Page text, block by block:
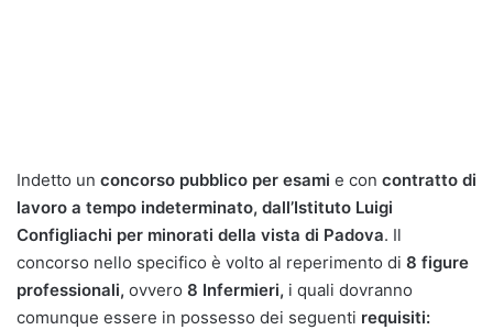
Indetto un concorso pubblico per esami e con contratto di
lavoro a tempo indeterminato, dall’Istituto Luigi
Configliachi per minorati della vista di Padova. Il
concorso nello specifico è volto al reperimento di 8 figure
professionali, ovvero 8 Infermieri, i quali dovranno
comunque essere in possesso dei seguenti requisiti: